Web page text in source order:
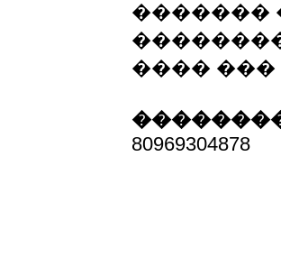
�������
���� ���
80969304878